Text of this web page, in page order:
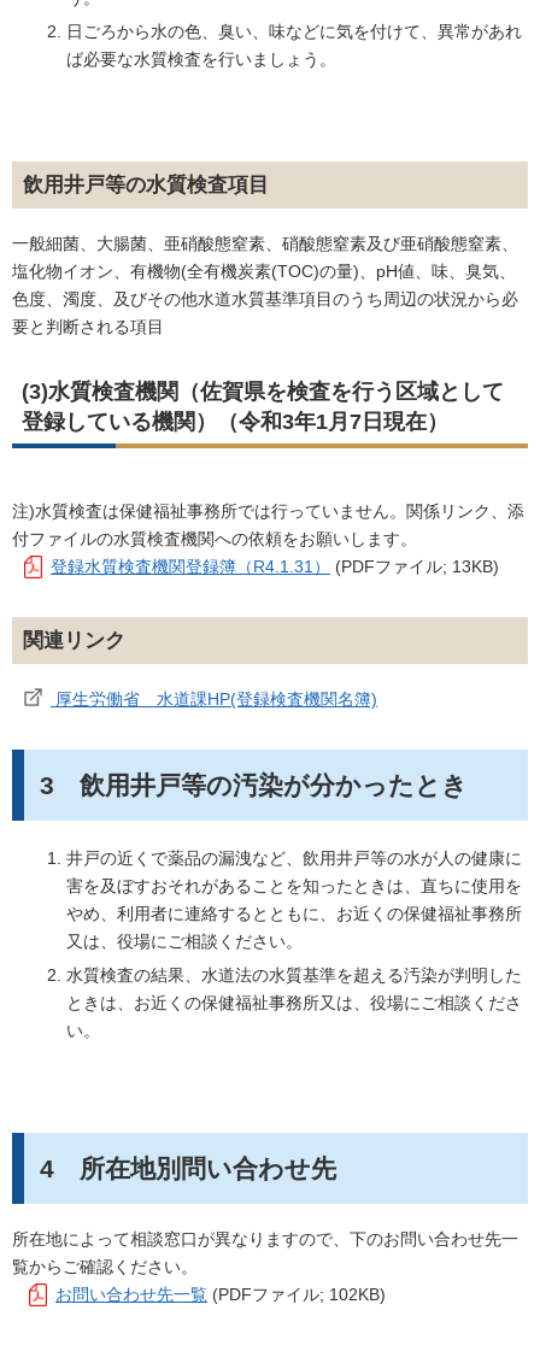
日ごろから水の色、臭い、味などに気を付けて、異常があれ
ば必要な水質検査を行いましょう。
飲用井戸等の水質検査項目
一般細菌、大腸菌、亜硝酸態窒素、硝酸態窒素及び亜硝酸態窒素、
塩化物イオン、有機物(全有機炭素(TOC)の量)、pH値、味、臭気、
色度、濁度、及びその他水道水質基準項目のうち周辺の状況から必
要と判断される項目
(3)水質検査機関（佐賀県を検査を行う区域として
登録している機関）（令和3年1月7日現在）
注)水質検査は保健福祉事務所では行っていません。関係リンク、添
付ファイルの水質検査機関への依頼をお願いします。
登録水質検査機関登録簿（R4.1.31）
(PDFファイル; 13KB)
関連リンク
厚生労働省 水道課HP(登録検査機関名簿)
3 飲用井戸等の汚染が分かったとき
井戸の近くで薬品の漏洩など、飲用井戸等の水が人の健康に
害を及ぼすおそれがあることを知ったときは、直ちに使用を
やめ、利用者に連絡するとともに、お近くの保健福祉事務所
又は、役場にご相談ください。
水質検査の結果、水道法の水質基準を超える汚染が判明した
ときは、お近くの保健福祉事務所又は、役場にご相談くださ
い。
4 所在地別問い合わせ先
所在地によって相談窓口が異なりますので、下のお問い合わせ先一
覧からご確認ください。
お問い合わせ先一覧 (PDFファイル; 102KB)